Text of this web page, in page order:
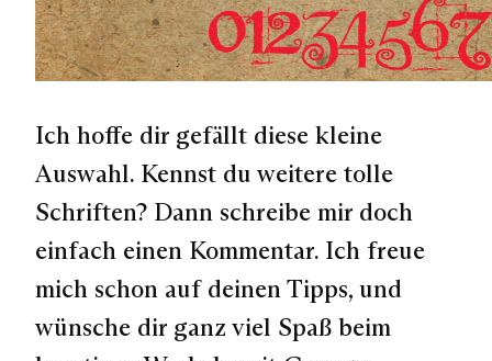
Ich hoffe dir gefällt diese kleine
Auswahl. Kennst du weitere tolle
Schriften? Dann schreibe mir doch
einfach einen Kommentar. Ich freue
mich schon auf deinen Tipps, und
wünsche dir ganz viel Spaß beim